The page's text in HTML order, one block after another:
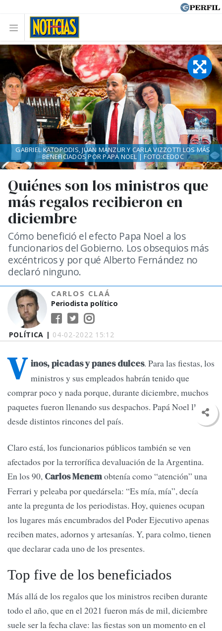
POLÍTICA | 04-02-2022 15:12
Quiénes son los ministros que
más regalos recibieron en
diciembre
Cómo benefició el efecto Papa Noel a los
funcionarios del Gobierno. Los obsequios más
excéntricos y por qué Alberto Fernández no
declaró ninguno.
CARLOS CLAÁ
Periodista político
GABRIEL KATOPODIS, JUAN MANZUR Y CARLA VIZZOTTI LOS MÁS
BENEFICIADOS POR PAPA NOEL | FOTO:CEDOC
V inos, picadas y panes dulces. Para las fiestas, los
ministros y sus empleados habrán tenido que
comprar poco y nada porque, durante diciembre, muchos
paquetes fueron llenando sus despachos. Papá Noel llegó
desde distintos rincones del país.
Claro está, los funcionarios públicos también se ven
afectados por la terrorífica devaluación de la Argentina.
En los 90, Carlos Menemobtenía como “atención” una
Ferrari y peleaba por quedársela: “Es mía, mía”, decía
ante la pregunta de los periodistas. Hoy, quienes ocupan
los lugares más encumbrados del Poder Ejecutivo apenas
reciben mates, adornos y artesanías. Y, para colmo, tienen
que declarar cada uno de los presentes.
Top five de los beneficiados
Más allá de los regalos que los ministros reciben durante
todo el año, que en el 2021 fueron más de mil, diciembre
suele ser la fecha clave: las fiestas son un momento en el